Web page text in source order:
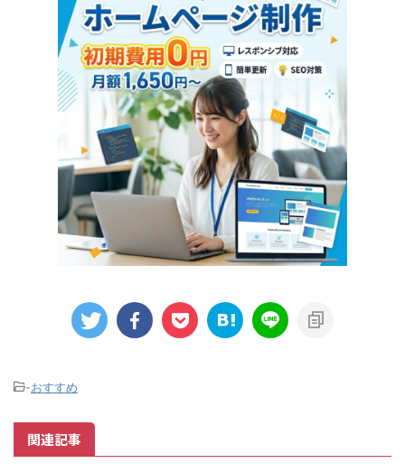
-おすすめ
関連記事